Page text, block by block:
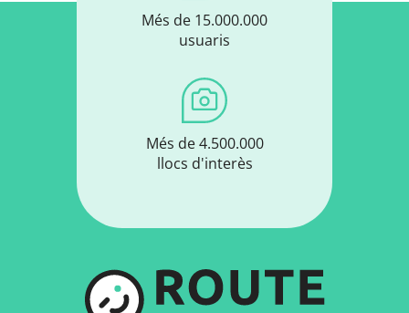
Més de 15.000.000
usuaris
Més de 4.500.000
llocs d'interès